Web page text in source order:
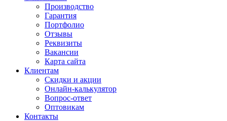
Производство
Гарантия
Портфолио
Отзывы
Реквизиты
Вакансии
Карта сайта
Клиентам
Скидки и акции
Онлайн-калькулятор
Вопрос-ответ
Оптовикам
Контакты